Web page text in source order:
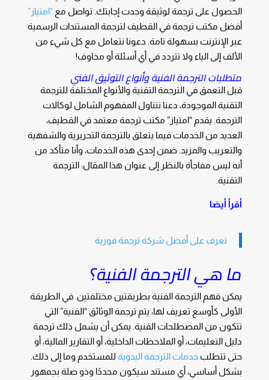
الحصول على ترجمة لوثيقة وجدت إجابتك. تواصل مع “امتياز”
أفضل مكتب ترجمة في القطيف لترجمة المستندات الرسمية
عبر الإنترنت بسهولة تامة. دعونا نتعامل مع كل شيء من
الألف إلى الياء ولا تتردد في أي أسئلة أو مخاوف!
متطلبات الترجمة الفنية وأنواع التوثيق الفني
قبل التعمق في الترجمة التقنية والأنواع المختلفة للترجمة
التقنية الموجودة، دعنا نتناول المفهوم الشامل لوكالات
الترجمة. يقدم “امتياز” مكتب ترجمة معتمد في القطيف،
العديد من الخدمات فيما يتعلق بالترجمة التحريرية والشفهية
والتعريب والمزيد. ضمن إحدى هذه الخدمات، وأنا متأكد من
أنه ليس مفاجأة بالنظر إلى عنوان هذا المقال: الترجمة
التقنية.
أقرأ أيضا
تعرف على أفضل شركة ترجمة فورية
ما هي الترجمة الفنية؟
يمكن فهم الترجمة الفنية بطريقتين مختلفتين. في الطريقة
الأولى كأوسع تعريف لها، يتم ترجمة الوثائق “الفنية” التي
تتكون من المصطلحات الفنية. يمكن أن يشمل ذلك ترجمة
دليل التعليمات، أو الملاحظات الداخلية، أو التقارير المالية، أو
حتى تتطلب خدمات الترجمة اليدويةللمستخدم وما إلى ذلك.
بشكل أساسي، أي مستند سيكون محددًا وذو صلة بجمهور